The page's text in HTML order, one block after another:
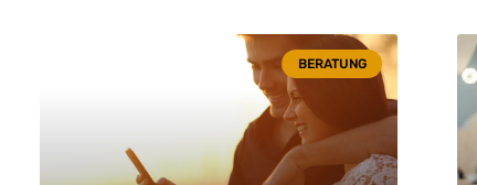
BERATUNG